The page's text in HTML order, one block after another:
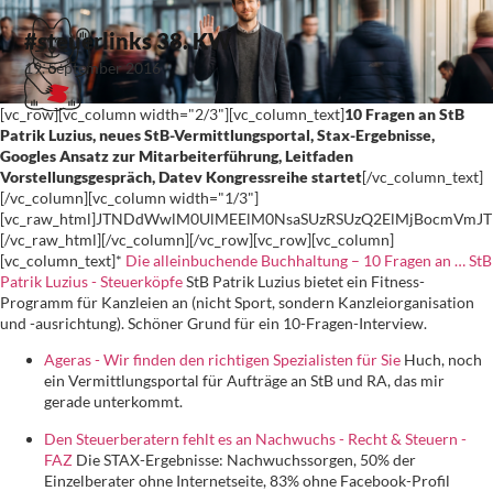
#steuerlinks 38. KW
19. September 2016
[vc_row][vc_column width="2/3"][vc_column_text]10 Fragen an StB
Patrik Luzius, neues StB-Vermittlungsportal, Stax-Ergebnisse,
Googles Ansatz zur Mitarbeiterführung, Leitfaden
Vorstellungsgespräch, Datev Kongressreihe startet[/vc_column_text]
[/vc_column][vc_column width="1/3"]
[/vc_raw_html][/vc_column][/vc_row][vc_row][vc_column]
[vc_column_text]* Die alleinbuchende Buchhaltung – 10 Fragen an … StB
Patrik Luzius - SteuerköpfeStB Patrik Luzius bietet ein Fitness-
Programm für Kanzleien an (nicht Sport, sondern Kanzleiorganisation
und -ausrichtung). Schöner Grund für ein 10-Fragen-Interview.
Ageras - Wir finden den richtigen Spezialisten für Sie Huch, noch
ein Vermittlungsportal für Aufträge an StB und RA, das mir
gerade unterkommt.
Den Steuerberatern fehlt es an Nachwuchs - Recht & Steuern -
FAZ Die STAX-Ergebnisse: Nachwuchssorgen, 50% der
Einzelberater ohne Internetseite, 83% ohne Facebook-Profil